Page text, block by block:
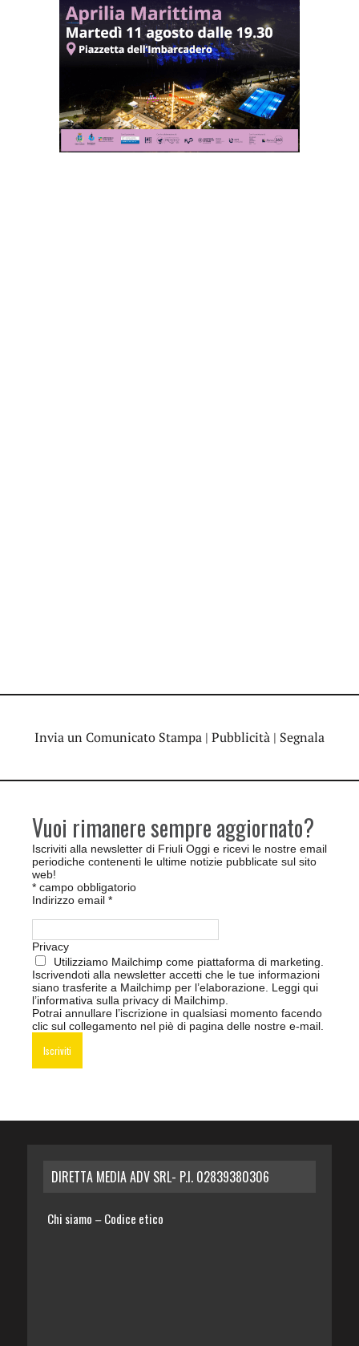
Invia un Comunicato Stampa | Pubblicità | Segnala
Vuoi rimanere sempre aggiornato?
Iscriviti alla newsletter di Friuli Oggi e ricevi le nostre email
periodiche contenenti le ultime notizie pubblicate sul sito
web!
* campo obbligatorio
Indirizzo email *
Privacy
Utilizziamo Mailchimp come piattaforma di marketing.
Iscrivendoti alla newsletter accetti che le tue informazioni
siano trasferite a Mailchimp per l’elaborazione. Leggi qui
l’informativa sulla privacy di Mailchimp
Potrai annullare l’iscrizione in qualsiasi momento facendo
clic sul collegamento nel piè di pagina delle nostre e-mail.
DIRETTA MEDIA ADV SRL- P.I. 02839380306
Chi siamo – Codice etico